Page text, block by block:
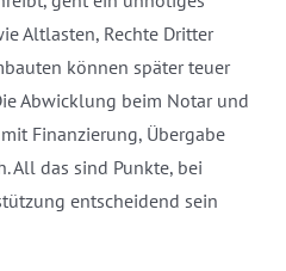
Altlasten, Rechte Dritter
können später teuer
Abwicklung beim Notar und
Finanzierung, Übergabe
All das sind Punkte, bei
entscheidend sein